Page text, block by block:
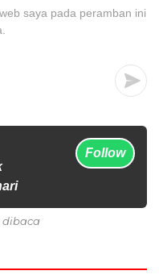
saya pada peramban ini
Follow
dibaca